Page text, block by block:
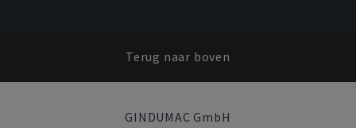
Terug naar boven
GINDUMAC GmbH